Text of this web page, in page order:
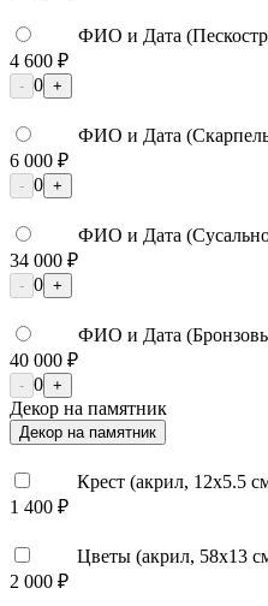
ФИО и Дата
4 600 ₽
- 0 +
ФИО и Дата
6 000 ₽
- 0 +
ФИО и Дата
34 000 ₽
- 0 +
ФИО и Дата
40 000 ₽
- 0 +
Декор на памятник
Декор на памятник
Крест (акрил, 12х5.5
1 400 ₽
Цветы (акрил, 58х13
2 000 ₽